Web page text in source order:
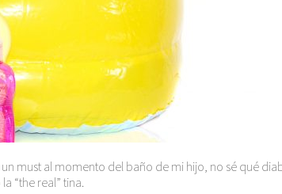
must al momento del baño de mi hijo, no sé qué
“the real” tina.